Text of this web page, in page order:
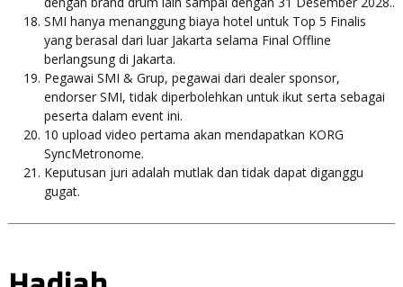
SMI hanya menanggung biaya hotel untuk Top 5 Finalis
yang berasal dari luar Jakarta selama Final Offline
berlangsung di Jakarta.
Pegawai SMI & Grup, pegawai dari dealer sponsor,
endorser SMI, tidak diperbolehkan untuk ikut serta sebagai
peserta dalam event ini.
10 upload video pertama akan mendapatkan KORG
SyncMetronome.
Keputusan juri adalah mutlak dan tidak dapat diganggu
gugat.